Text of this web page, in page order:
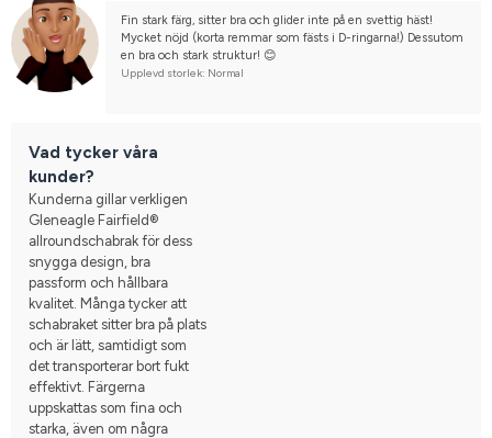
Fin stark färg, sitter bra och glider inte på en svettig häst!
Mycket nöjd (korta remmar som fästs i D-ringarna!) Dessutom
en bra och stark struktur! 😊
Upplevd storlek: Normal
Vad tycker våra
kunder?
Kunderna gillar verkligen
Gleneagle Fairfield®
allroundschabrak för dess
snygga design, bra
passform och hållbara
kvalitet. Många tycker att
schabraket sitter bra på plats
och är lätt, samtidigt som
det transporterar bort fukt
effektivt. Färgerna
uppskattas som fina och
starka, även om några